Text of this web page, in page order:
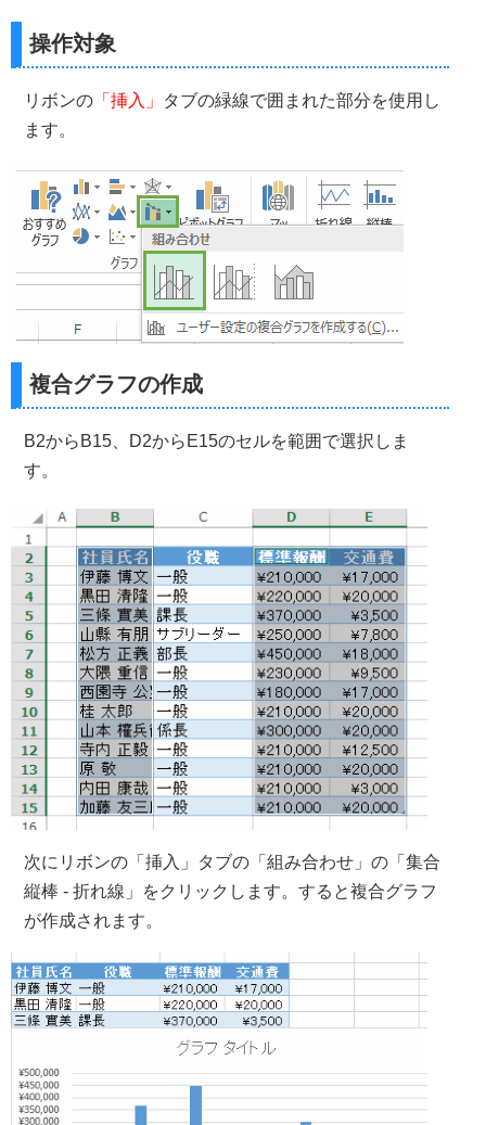
操作対象
リボンの 「挿入」
タブの緑線で囲まれた部分を使用し
ます。
複合グラフの作成
B2からB15、D2からE15のセルを範囲で選択しま
す。
次にリボンの「挿入」タブの「組み合わせ」の「集合
縦棒 - 折れ線」をクリックします。すると複合グラフ
が作成されます。